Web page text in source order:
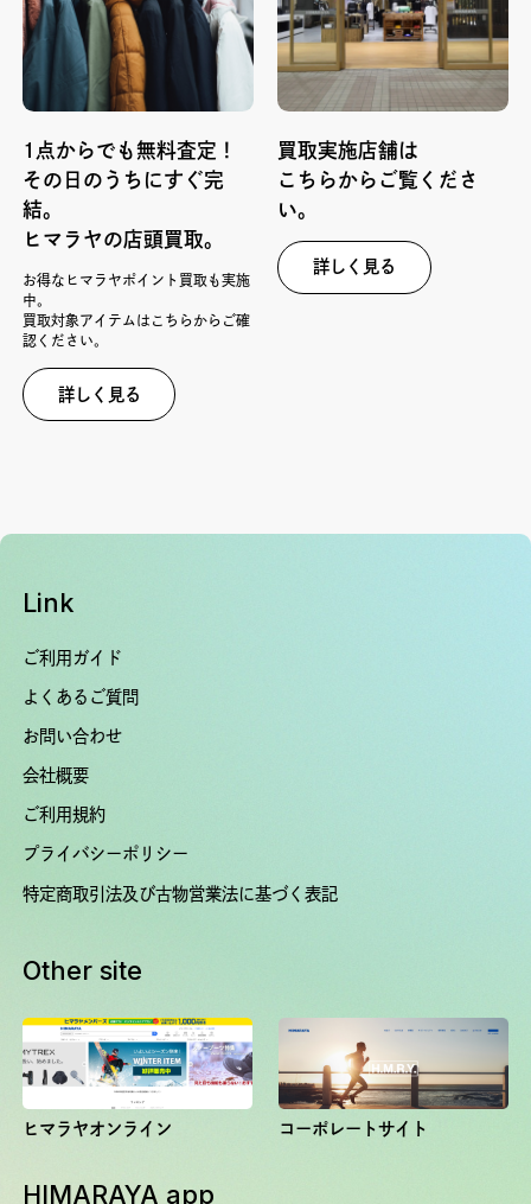
1点からでも無料査定！
その日のうちにすぐ完
結。
ヒマラヤの店頭買取。
お得なヒマラヤポイント買取も実施
中。
買取対象アイテムはこちらからご確
認ください。
詳しく見る
買取実施店舗は
こちらからご覧くださ
い。
詳しく見る
Link
ご利用ガイド
よくあるご質問
お問い合わせ
会社概要
ご利用規約
プライバシーポリシー
特定商取引法及び古物営業法に基づく表記
Other site
ヒマラヤオンライン コーポレートサイト
HIMARAYA app